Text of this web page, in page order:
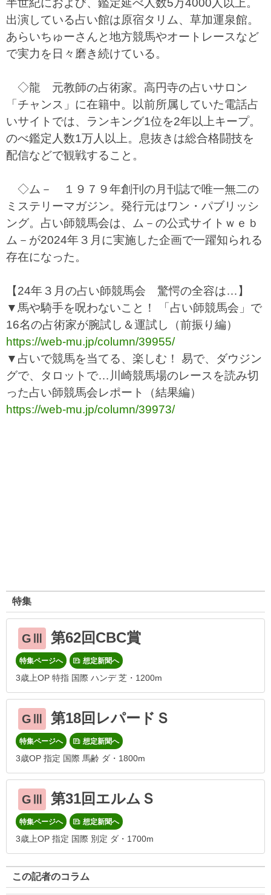
半世紀におよび、鑑定延べ人数5万4000人以上。
出演している占い館は原宿タリム、草加運泉館。
あらいちゅーさんと地方競馬やオートレースなど
で実力を日々磨き続けている。
◇龍 元教師の占術家。高円寺の占いサロン
「チャンス」に在籍中。以前所属していた電話占
いサイトでは、ランキング1位を2年以上キープ。
のべ鑑定人数1万人以上。息抜きは総合格闘技を
配信などで観戦すること。
◇ム－ １９７９年創刊の月刊誌で唯一無二の
ミステリーマガジン。発行元はワン・パブリッシ
ング。占い師競馬会は、ム－の公式サイトｗｅｂ
ム－が2024年３月に実施した企画で一躍知られる
存在になった。
【24年３月の占い師競馬会 驚愕の全容は…】
▼馬や騎手を呪わないこと！ 「占い師競馬会」で
16名の占術家が腕試し＆運試し（前振り編）
https://web-mu.jp/column/39955/
▼占いで競馬を当てる、楽しむ！ 易で、ダウジン
グで、タロットで…川崎競馬場のレースを読み切
った占い師競馬会レポート（結果編）
https://web-mu.jp/column/39973/
特集
GⅢ 第62回CBC賞
特集ページへ 想定新聞へ
3歳上OP 特指 国際 ハンデ 芝・1200m
GⅢ 第18回レパードＳ
特集ページへ 想定新聞へ
3歳OP 指定 国際 馬齢 ダ・1800m
GⅢ 第31回エルムＳ
特集ページへ 想定新聞へ
3歳上OP 指定 国際 別定 ダ・1700m
この記者のコラム